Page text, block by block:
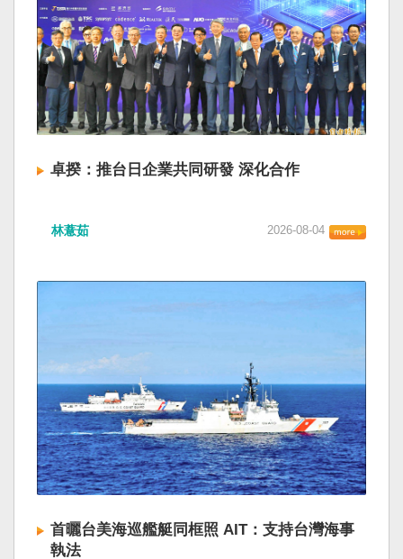
卓揆：推台日企業共同研發 深化合作
林薏茹 2026-08-04
首曬台美海巡艦艇同框照 AIT：支持台灣海事
執法